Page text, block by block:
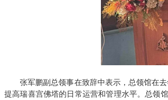
张军鹏副总领事在致辞中表示，总领馆在
提高瑞喜宫佛塔的日常运营和管理水平。总领